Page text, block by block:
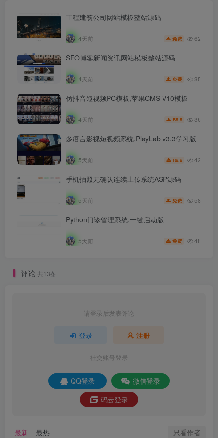
工程建筑公司网站模板整站源码
4天前 免费 62
SEO博客新闻资讯网站模板整站源码
4天前 免费 35
仿抖音短视频PC模板,苹果CMS V10模板
4天前 R9.9 36
多语言影视短视频系统,PlayLab v3.3学习版
5天前 R9.9 42
手机拍照无确认连续上传系统ASP源码
5天前 免费 58
Python门诊管理系统,一键启动版
5天前 免费 48
评论 共13条
请登录后发表评论
登录 注册
社交账号登录
QQ登录
微信登录
码云登录
最新 最热 只看作者